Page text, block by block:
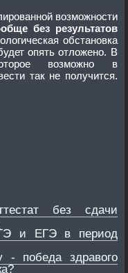
возможности
отложено. В
возможно в
ЕГЭ провести так не получится.
без сдачи
и ЕГЭ в период
- победа здравого